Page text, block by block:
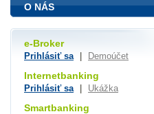
O NÁS
e-Broker
Prihlásiť sa Demoúčet
Internetbanking
Prihlásiť sa Ukážka
Smartbanking